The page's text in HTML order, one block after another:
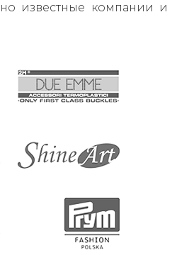
известные компании и